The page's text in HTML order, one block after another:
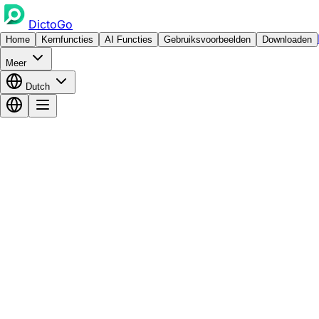
DictoGo
Home Kernfuncties AI Functies Gebruiksvoorbeelden Downloaden
Meer
Dutch